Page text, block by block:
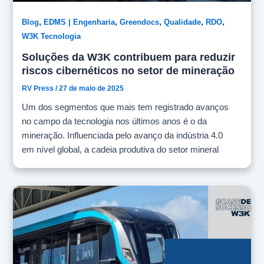
Blog,EDMS | Engenharia,Greendocs,Qualidade,RDO,
W3K Tecnologia
Soluções da W3K contribuem para reduzir
riscos cibernéticos no setor de mineração
RV Press/27 de maio de 2025
Um dos segmentos que mais tem registrado avanços
no campo da tecnologia nos últimos anos é o da
mineração. Influenciada pelo avanço da indústria 4.0
em nível global, a cadeia produtiva do setor mineral
segurança operacional. No entanto, essa otimização de
processos também abre caminho para os riscos à
cibersegurança, fazendo com que as empresas do
segmento necessitem cada vez mais de soluções
confiáveis para sua gestão. Em nível global o setor é o